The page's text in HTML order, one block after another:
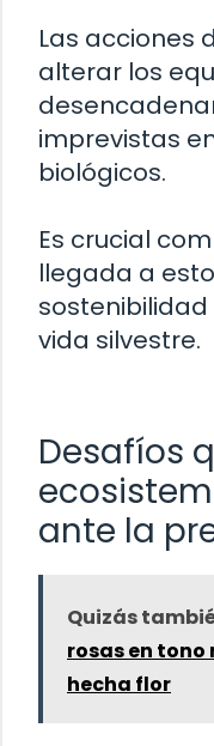
Las acciones
alterar los
imprevistas
biológicos.
Es crucial
llegada a
vida silvestre.
Desafíos
ante la
Quizás
rosas en
hecha flor